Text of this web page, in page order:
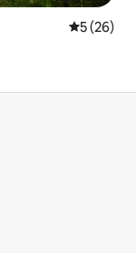
5 (26)